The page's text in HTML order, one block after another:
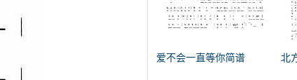
爱不会一直等你简谱 北